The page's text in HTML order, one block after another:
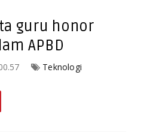
guru honor
APBD
Teknologi